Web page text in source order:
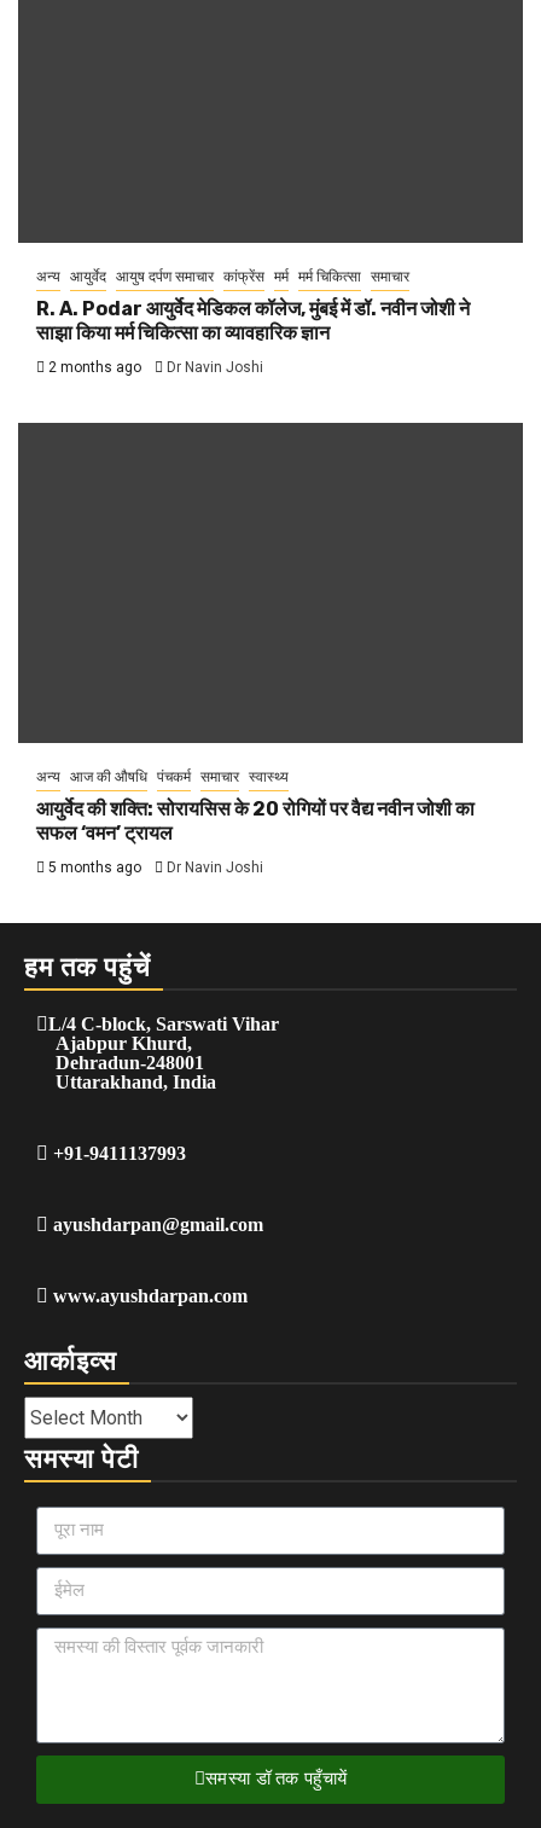
अन्य आयुर्वेद आयुष दर्पण समाचार कांफ्रेंस मर्म मर्म चिकित्सा समाचार
R. A. Podar आयुर्वेद मेडिकल कॉलेज, मुंबई में डॉ. नवीन जोशी ने
साझा किया मर्म चिकित्सा का व्यावहारिक ज्ञान
2 months ago Dr Navin Joshi
अन्य आज की औषधि पंचकर्म समाचार स्वास्थ्य
आयुर्वेद की शक्ति: सोरायसिस के 20 रोगियों पर वैद्य नवीन जोशी का
सफल ‘वमन’ ट्रायल
5 months ago Dr Navin Joshi
हम तक पहुंचें
L/4 C-block, Sarswati Vihar
Ajabpur Khurd,
Dehradun-248001
Uttarakhand, India
+91-9411137993
ayushdarpan@gmail.com
www.ayushdarpan.com
आर्काइव्स
समस्या पेटी
समस्या डॉ तक पहुँचायें